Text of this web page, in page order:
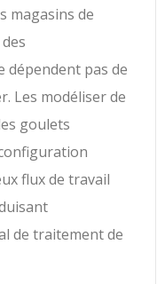
magasins de
dépendent pas de
Les modéliser de
goulets
flux de travail
de traitement de